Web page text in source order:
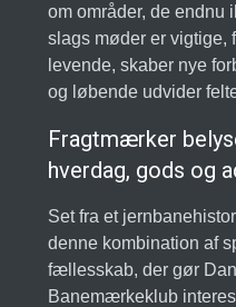
om områder, de endnu
slags møder er vigtige,
levende, skaber nye
og løbende udvider
Fragtmærker
hverdag, gods og
Set fra et
denne kombination af
fællesskab, der gør
Banemærkeklub